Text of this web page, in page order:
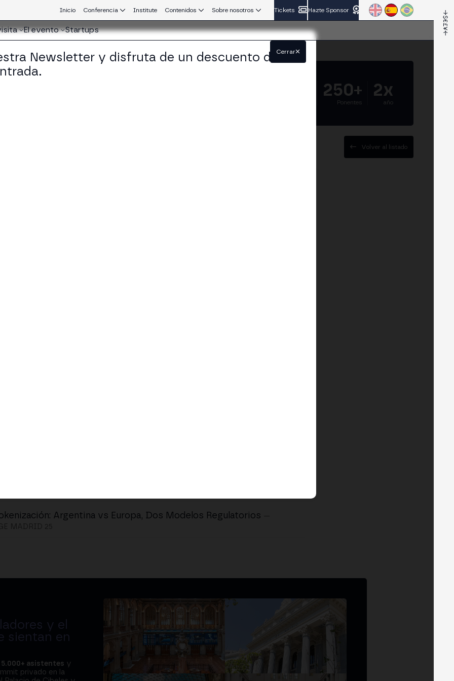
Inicio Conferencia Institute Contenidos Sobre nosotros Tickets Hazte Sponsor
El evento Startups
250+
Ponentes
2x
año
Volver al listado
Argentina vs Europa, Dos Modelos Regulatorios
y el
sientan en
5.000+ asistentes y
privado en la
Newsletter y disfruta de un descuento delCerrar